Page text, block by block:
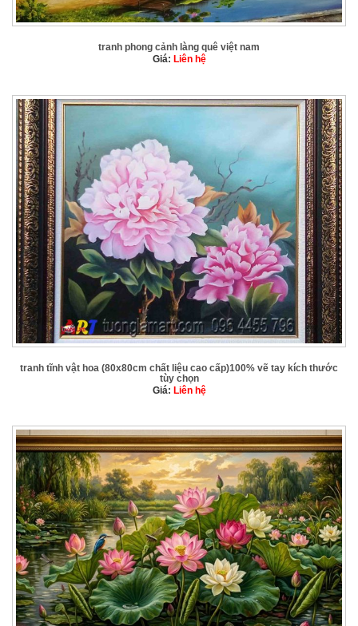
tranh phong cảnh làng quê việt nam
Giá: Liên hệ
tranh tĩnh vật hoa (80x80cm chất liệu cao cấp)100% vẽ tay kích thước
tùy chọn
Giá: Liên hệ